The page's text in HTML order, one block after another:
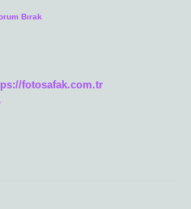
Bırak
fotosafak.com.tr